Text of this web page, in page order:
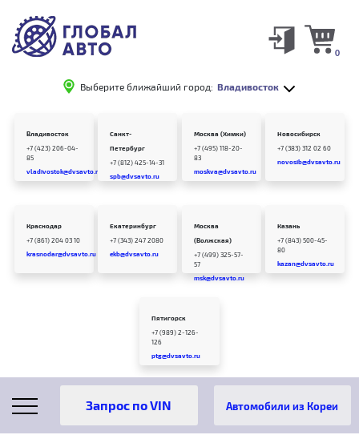
Выберите ближайший город: Владивосток
0
Владивосток
+7 (423) 206-04-
85
vladivostok@dvsavto.ru
Санкт-
Петербург
+7 (812) 425-14-31
spb@dvsavto.ru
Москва (Химки)
+7 (495) 118-20-
83
moskva@dvsavto.ru
Новосибирск
+7 (383) 312 02 60
novosib@dvsavto.ru
Краснодар
+7 (861) 204 03 10
krasnodar@dvsavto.ru
Екатеринбург
+7 (343) 247 2080
ekb@dvsavto.ru
Москва
(Волжская)
+7 (499) 325-57-
57
msk@dvsavto.ru
Казань
+7 (843) 500-45-
80
kazan@dvsavto.ru
Пятигорск
+7 (989) 2-126-
126
ptg@dvsavto.ru
Автомобили из Кореи